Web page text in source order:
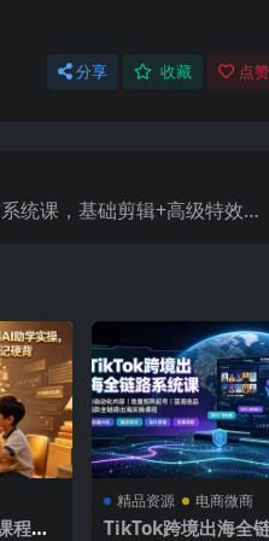
分享 收藏 点
统课，基础剪辑+高级特效
程，
精品资源 电商微商
TikTok跨境出海全